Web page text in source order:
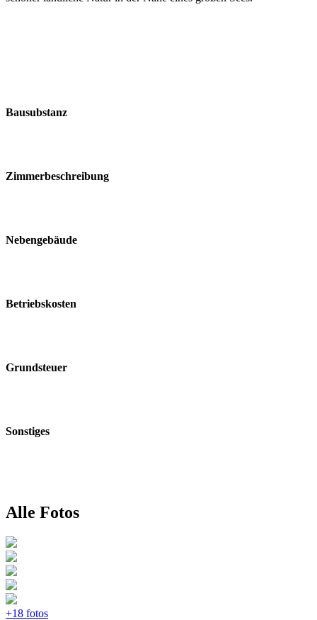
Bausubstanz
Zimmerbeschreibung
Nebengebäude
Betriebskosten
Grundsteuer
Sonstiges
Alle Fotos
+18 fotos